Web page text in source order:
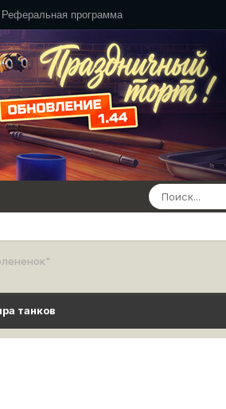
Реферальная программа
танков